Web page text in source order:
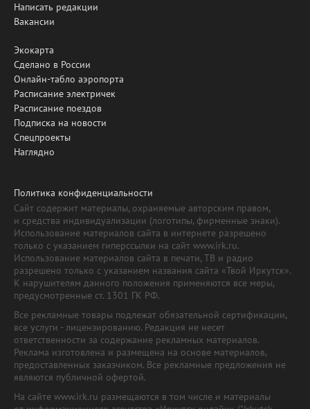
Написать редакции
Вакансии
Экокарта
Сделано в России
Онлайн-табло аэропорта
Расписание электричек
Расписание поездов
Подписка на новости
Спецпроекты
Наглядно
Политика конфиденциальности
Сайт содержит материалы, охраняемые авторским правом,
и средства индивидуализации (логотипы, фирменные знаки).
Использование материалов сайта в интернете разрешено
только с указанием гиперссылки на сайт www.irk.ru.
Использование материалов сайта в печати, ТВ и радио
разрешено только с указанием названия сайта «Твой Иркутск».
К нарушителям данного положения применяются все меры,
предусмотренные ст. 1301 ГК РФ.
Все рекламные товары подлежат обязательной сертификации,
все услуги - лицензированию. Редакция не несет
ответственности за содержание рекламных материалов.
Реклама изготовлена и размещена на основе материалов,
предоставленных заказчиком. Все рекламные предложения не
являются публичной офертой.
На сайте www.irk.ru размещаются в том числе и материалы